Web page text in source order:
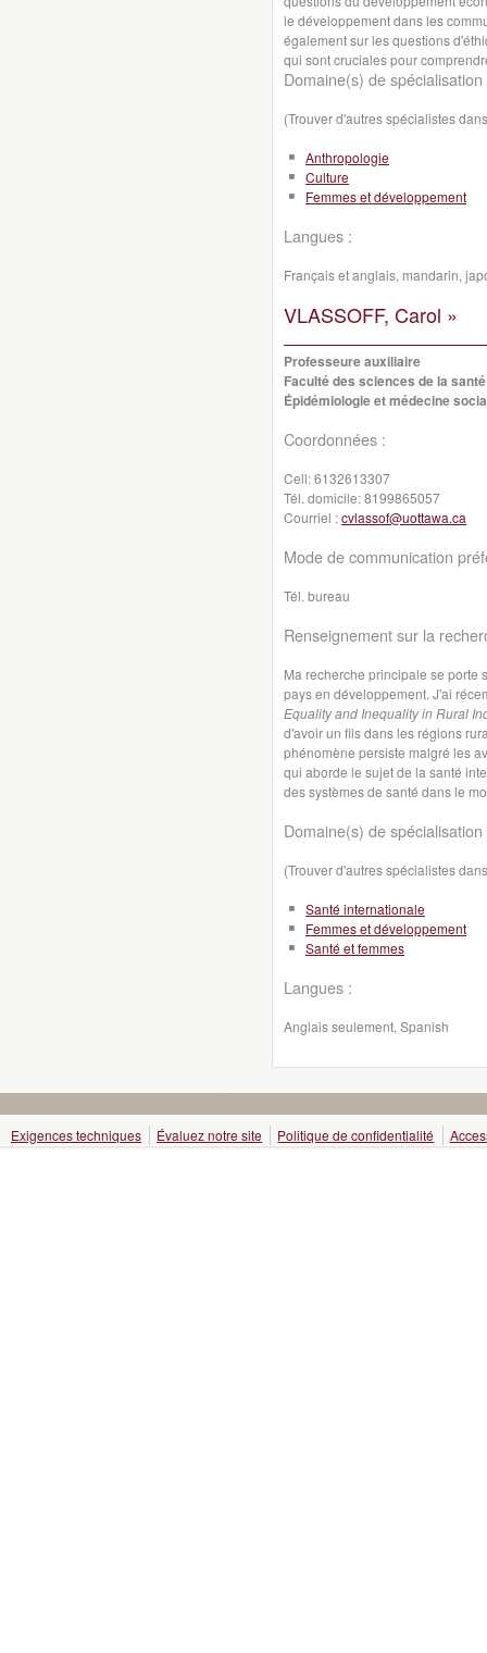
le développement dans les
également sur les questions
qui sont cruciales pour
Domaine(s) de spécialisation
(Trouver d'autres spécialistes
Anthropologie
Culture
Femmes et développement
Langues :
Français et anglais, mandarin,
VLASSOFF, Carol »
Professeure auxiliaire
Faculté des sciences de la santé
Épidémiologie et médecine
Coordonnées :
Cell:6132613307
Tél. domicile:8199865057
Courriel :cvlassof@uottawa.ca
Mode de communication
Tél. bureau
Renseignement sur la
Ma recherche principale se porte
pays en développement. J'ai
Equality and Inequality in Rural
d'avoir un fils dans les régions
phénomène persiste malgré les
qui aborde le sujet de la santé
des systèmes de santé dans le
Domaine(s) de spécialisation
(Trouver d'autres spécialistes
Santé internationale
Femmes et développement
Santé et femmes
Langues :
Anglais seulement, Spanish
Exigences techniques Évaluez notre site Politique de confidentialité